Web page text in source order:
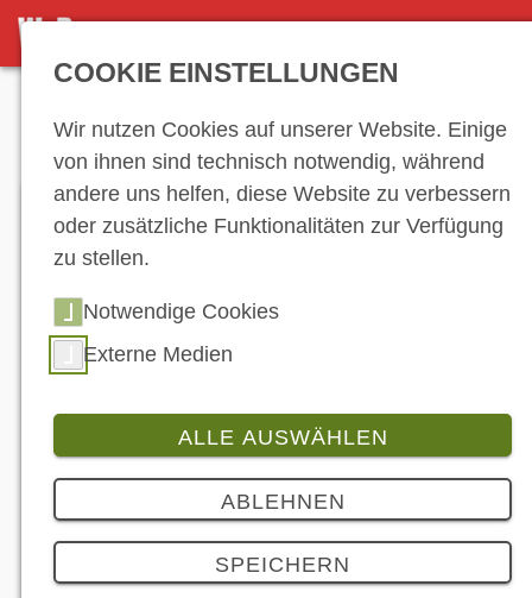
DETAILSEITE
Das Vertriebsteam für Deutschland und die
3 Bilder
EnMoto verstärkt sein Vertriebs-Team
in Deutschland
04.04.2022
COOKIE EINSTELLUNGEN
Wir nutzen Cookies auf unserer Website. Einige
von ihnen sind technisch notwendig, während
andere uns helfen, diese Website zu verbessern
oder zusätzliche Funktionalitäten zur Verfügung
zu stellen.
Notwendige Cookies
Externe Medien
ALLE AUSWÄHLEN
ABLEHNEN
SPEICHERN